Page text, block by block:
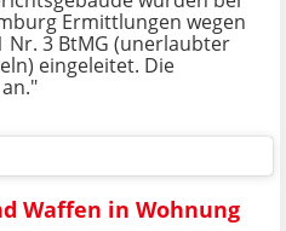
Ermittlungen wegen
Nr. 3 BtMG (unerlaubter
eingeleitet. Die
Waffen in Wohnung